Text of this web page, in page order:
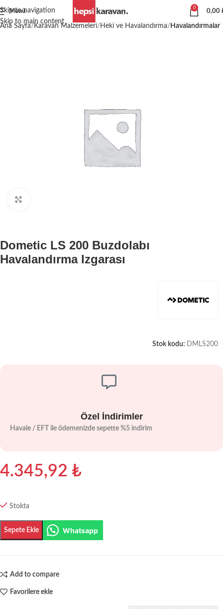
Skip to navigation
Skip to main content
Menü
0
0,00
Ana Sayfa Karavan Malzemeleri Heki ve Havalandırma Havalandırmalar
Dometic LS 200 Buzdolabı
Havalandırma Izgarası
Stok kodu: DMLS200
Özel İndirimler
Havale / EFT ile ödemenizde sepette %5 indirim
4.345,92 ₺
Stokta
Sepete Ekle Whatsapp
Add to compare
Favorilere ekle